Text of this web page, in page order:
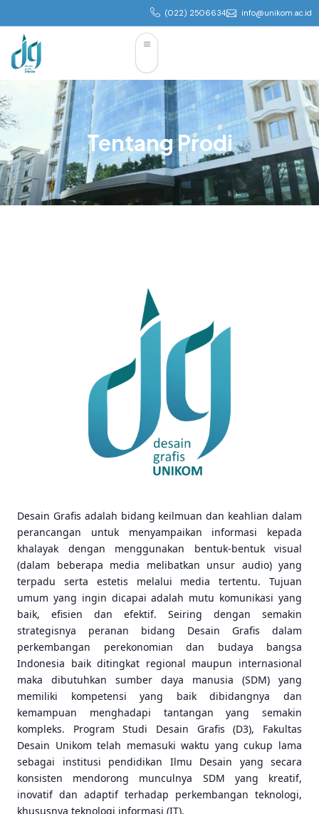
(022) 2506634 info@unikom.ac.id
Tentang Prodi
Desain Grafis adalah bidang keilmuan dan keahlian dalam
perancangan untuk menyampaikan informasi kepada
khalayak dengan menggunakan bentuk-bentuk visual
(dalam beberapa media melibatkan unsur audio) yang
terpadu serta estetis melalui media tertentu. Tujuan
umum yang ingin dicapai adalah mutu komunikasi yang
baik, efisien dan efektif. Seiring dengan semakin
strategisnya peranan bidang Desain Grafis dalam
perkembangan perekonomian dan budaya bangsa
Indonesia baik ditingkat regional maupun internasional
maka dibutuhkan sumber daya manusia (SDM) yang
memiliki kompetensi yang baik dibidangnya dan
kemampuan menghadapi tantangan yang semakin
kompleks. Program Studi Desain Grafis (D3), Fakultas
Desain Unikom telah memasuki waktu yang cukup lama
sebagai institusi pendidikan Ilmu Desain yang secara
konsisten mendorong munculnya SDM yang kreatif,
inovatif dan adaptif terhadap perkembangan teknologi,
khususnya teknologi informasi (IT).